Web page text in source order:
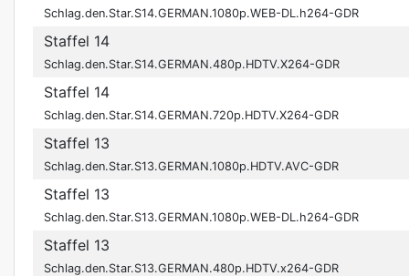
Schlag.den.Star.S14.GERMAN.1080p.WEB-DL.h264-GDR
Staffel 14
Schlag.den.Star.S14.GERMAN.480p.HDTV.X264-GDR
Staffel 14
Schlag.den.Star.S14.GERMAN.720p.HDTV.X264-GDR
Staffel 13
Schlag.den.Star.S13.GERMAN.1080p.HDTV.AVC-GDR
Staffel 13
Schlag.den.Star.S13.GERMAN.1080p.WEB-DL.h264-GDR
Staffel 13
Schlag.den.Star.S13.GERMAN.480p.HDTV.x264-GDR